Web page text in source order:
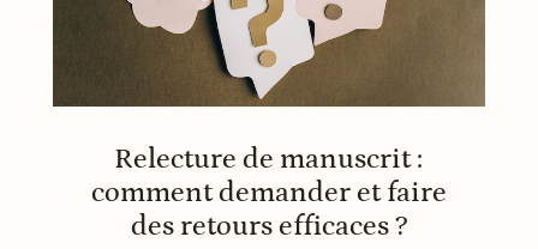
Relecture de manuscrit :
comment demander et faire
des retours efficaces ?